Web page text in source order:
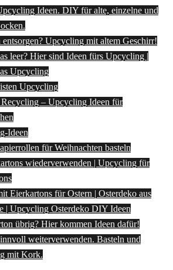
Ideen. DIY für alte, einzelne und
entsorgen? Upcycling mit altem Geschirr!
leer? Hier sind Ideen fürs Upcycling |
Upcycling
Upcycling
Recycling – Upcycling Ideen für
Ideen
für Weihnachten basteln
wiederverwenden | Upcycling für
Eierkartons für Ostern | Osterdeko aus
| Upcycling Osterdeko DIY Ideen
übrig? Hier kommen Ideen dafür!
weiterverwenden. Basteln und
mit Kork.